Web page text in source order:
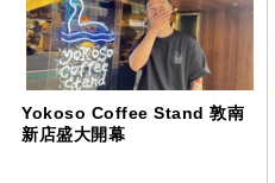
Yokoso Coffee Stand 敦南
新店盛大開幕